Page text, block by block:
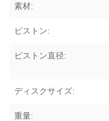
素材:
ピストン:
ピストン直径:
ディスクサイズ:
重量: